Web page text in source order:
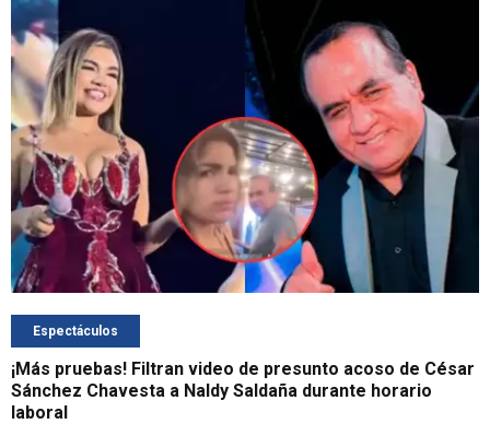
Espectáculos
¡Más pruebas! Filtran video de presunto acoso de César
Sánchez Chavesta a Naldy Saldaña durante horario
laboral